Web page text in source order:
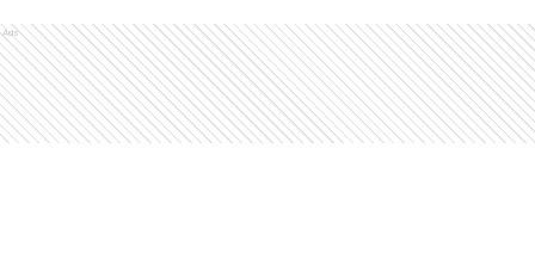
Ads